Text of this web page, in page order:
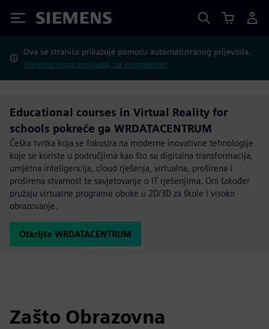
Siemens
Ova se stranica prikazuje pomoću automatiziranog prijevoda.
Umjesto toga, pogledaj na engleskom?
Educational courses in Virtual Reality for
schools pokreće ga WRDATACENTRUM
Češka tvrtka koja se fokusira na moderne inovativne tehnologije
koje se koriste u područjima kao što su digitalna transformacija,
umjetna inteligencija, cloud rješenja, virtualna, proširena i
proširena stvarnost te savjetovanje o IT rješenjima. Oni također
pružaju virtualne programe obuke u 2D/3D za škole i visoko
obrazovanje.
Otkrijte WRDATACENTRUM
Zašto Obrazovna